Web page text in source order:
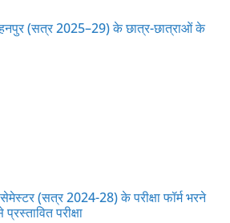
(सत्र 2025–29) के छात्र-छात्राओं के
(सत्र 2024-28) के परीक्षा फॉर्म भरने
परीक्षा